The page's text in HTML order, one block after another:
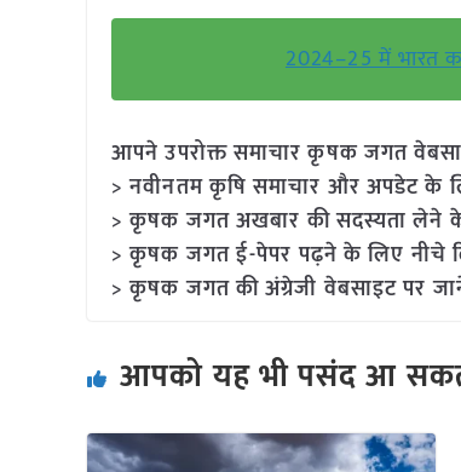
2024–25 में भारत
आपने उपरोक्त समाचार कृषक जगत
> नवीनतम कृषि समाचार और अपडेट
> कृषक जगत अखबार की सदस्यता लेने
> कृषक जगत ई-पेपर पढ़ने के लिए नीचे
> कृषक जगत की अंग्रेजी वेबसाइट पर
आपको यह भी पसंद आ